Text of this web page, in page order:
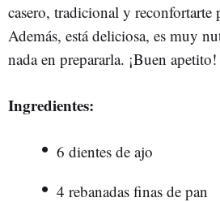
casero, tradicional y reconfortarte
Además, está deliciosa, es muy
nada en prepararla. ¡Buen apetito!
Ingredientes:
6 dientes de ajo
4 rebanadas finas de pan